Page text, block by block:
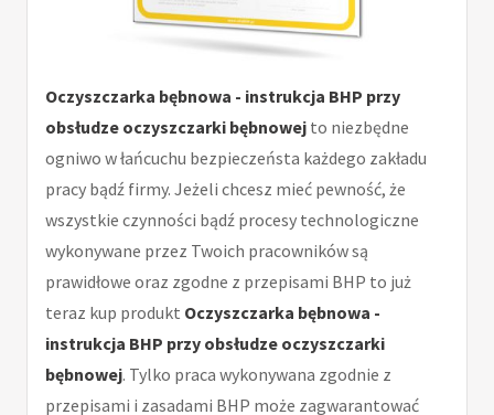
Oczyszczarka bębnowa - instrukcja BHP przy
obsłudze oczyszczarki bębnowej to niezbędne
ogniwo w łańcuchu bezpieczeństa każdego zakładu
pracy bądź firmy. Jeżeli chcesz mieć pewność, że
wszystkie czynności bądź procesy technologiczne
wykonywane przez Twoich pracowników są
prawidłowe oraz zgodne z przepisami BHP to już
teraz kup produkt Oczyszczarka bębnowa -
instrukcja BHP przy obsłudze oczyszczarki
bębnowej. Tylko praca wykonywana zgodnie z
przepisami i zasadami BHP może zagwarantować